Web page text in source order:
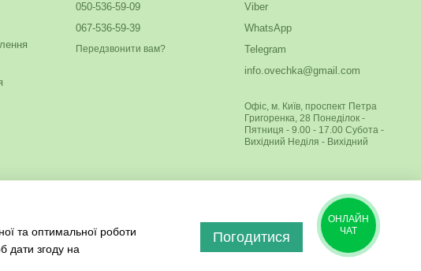
050-536-59-09
067-536-59-39
Передзвонити вам?
Viber
WhatsApp
Telegram
info.ovechka@gmail.com
Офіс, м. Київ, проспект Петра
Григоренка, 28 Понеділок -
Пятниця - 9.00 - 17.00 Субота -
Вихідний Неділя - Вихідний
та оптимальної роботи
дати згоду на
Погодитися
ОНЛАЙН
ЧАТ